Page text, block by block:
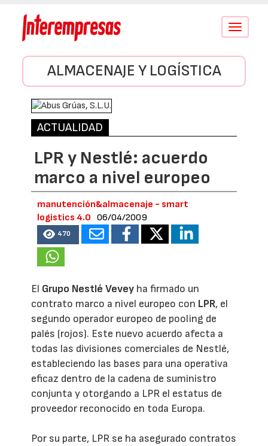
Conmutar
ALMACENAJE Y LOGÍSTICA
ACTUALIDAD
LPR y Nestlé: acuerdo
marco a nivel europeo
manutención&almacenaje - smart
logistics 4.0
06/04/2009
470
El Grupo Nestlé Vevey ha firmado un
contrato marco a nivel europeo con LPR, el
segundo operador europeo de pooling de
palés (rojos). Este nuevo acuerdo afecta a
todas las divisiones comerciales de Nestlé,
estableciendo las bases para una operativa
eficaz dentro de la cadena de suministro
conjunta y otorgando a LPR el estatus de
proveedor reconocido en toda Europa.
Por su parte, LPR se ha asegurado contratos